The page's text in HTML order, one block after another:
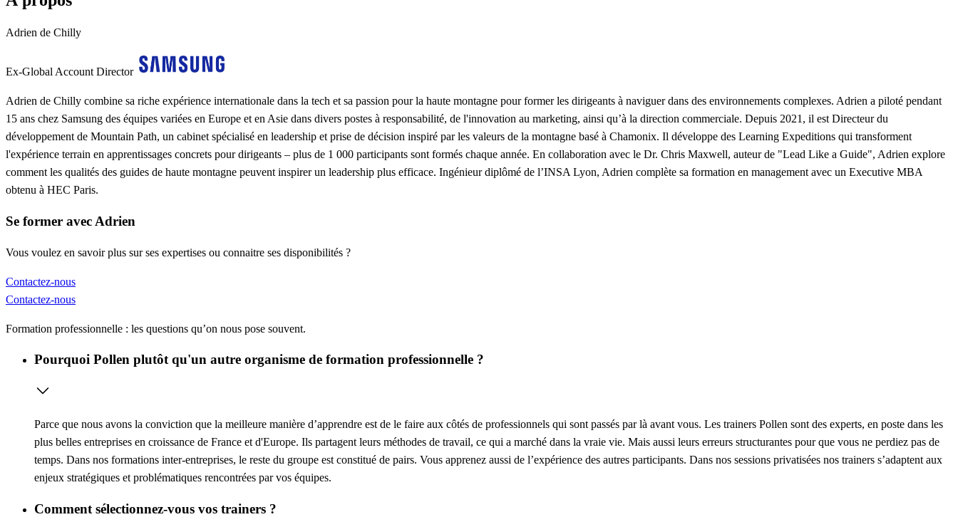
Adrien de Chilly
Ex-Global Account Director
Adrien de Chilly combine sa riche expérience internationale dans la tech et sa passion pour la haute montagne pour former les dirigeants à naviguer dans des environnements complexes. Adrien a piloté pendant
15 ans chez Samsung des équipes variées en Europe et en Asie dans divers postes à responsabilité, de l'innovation au marketing, ainsi qu’à la direction commerciale. Depuis 2021, il est Directeur du
développement de Mountain Path, un cabinet spécialisé en leadership et prise de décision inspiré par les valeurs de la montagne basé à Chamonix. Il développe des Learning Expeditions qui transforment
l'expérience terrain en apprentissages concrets pour dirigeants – plus de 1 000 participants sont formés chaque année. En collaboration avec le Dr. Chris Maxwell, auteur de "Lead Like a Guide", Adrien explore
comment les qualités des guides de haute montagne peuvent inspirer un leadership plus efficace. Ingénieur diplômé de l’INSA Lyon, Adrien complète sa formation en management avec un Executive MBA
obtenu à HEC Paris.
Se former avec Adrien
Vous voulez en savoir plus sur ses expertises ou connaitre ses disponibilités ?
Contactez-nous
Contactez-nous
Formation professionnelle : les questions qu’on nous pose souvent.
Pourquoi Pollen plutôt qu'un autre organisme de formation professionnelle ?
Parce que nous avons la conviction que la meilleure manière d’apprendre est de le faire aux côtés de professionnels qui sont passés par là avant vous. Les trainers Pollen sont des experts, en poste dans les
plus belles entreprises en croissance de France et d'Europe. Ils partagent leurs méthodes de travail, ce qui a marché dans la vraie vie. Mais aussi leurs erreurs structurantes pour que vous ne perdiez pas de
temps. Dans nos formations inter-entreprises, le reste du groupe est constitué de pairs. Vous apprenez aussi de l’expérience des autres participants. Dans nos sessions privatisées nos trainers s’adaptent aux
enjeux stratégiques et problématiques rencontrées par vos équipes.
Comment sélectionnez-vous vos trainers ?